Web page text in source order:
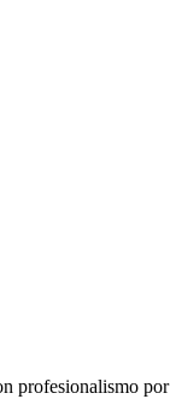
profesionalismo por